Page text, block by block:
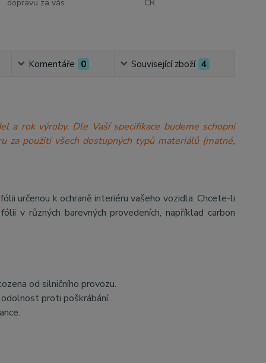
dopravu za vás.
ČR
Komentáře 0 Související zboží 4
a rok výroby. Dle Vaší specifikace budeme schopni
za použití všech dostupných typů materiálů (matné,
určenou k ochraně interiéru vašeho vozidla. Chcete-li
v různých barevných provedeních, například carbon
od silničního provozu.
proti poškrábání.